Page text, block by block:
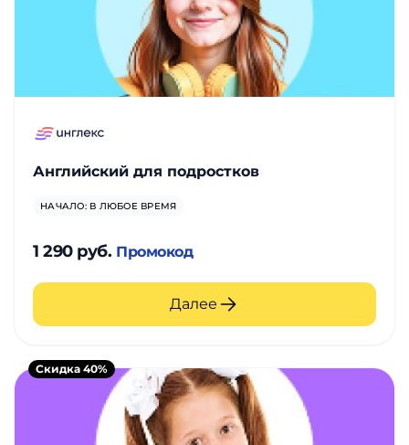
Английский для подростков
НАЧАЛО: В ЛЮБОЕ ВРЕМЯ
1 290 руб. Промокод
Далее
Скидка 40%